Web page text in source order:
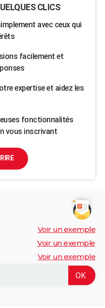
CLICS
avec ceux qui
facilement et
expertise et aidez les
fonctionnalités
vous inscrivant
Voir un exemple
Voir un exemple
Voir un exemple